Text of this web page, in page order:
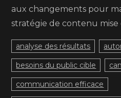
aux changements pour
stratégie de contenu mise
analyse des résultats
besoins du public cible
communication efficace